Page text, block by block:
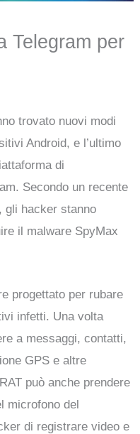
Telegram per
trovato nuovi modi
Android, e l’ultimo
di
Secondo un recente
gli hacker stanno
il malware SpyMax
progettato per rubare
infetti. Una volta
a messaggi, contatti,
GPS e altre
può anche prendere
microfono del
di registrare video e